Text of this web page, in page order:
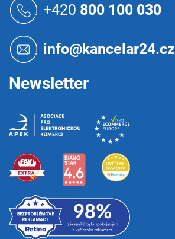
+420 800 100 030
info@kancelar24.cz
Newsletter